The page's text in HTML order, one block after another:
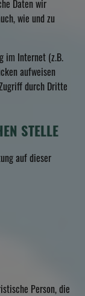
Daten wir
wie und zu
im Internet (z.B.
aufweisen
durch Dritte
STELLE
auf dieser
Person, die